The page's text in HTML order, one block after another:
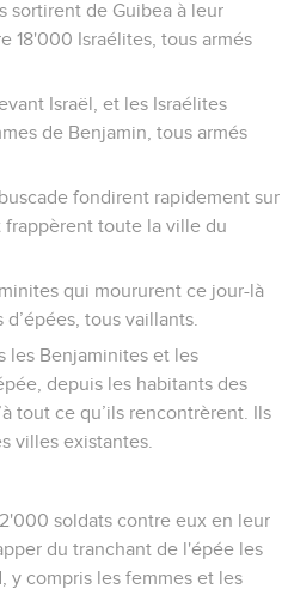
sortirent de Guibea à leur
18'000 Israélites, tous armés
Israël, et les Israélites
de Benjamin, tous armés
fondirent rapidement sur
frappèrent toute la ville du
qui moururent ce jour-là
tous vaillants.
les Benjaminites et les
depuis les habitants des
tout ce qu’ils rencontrèrent. Ils
villes existantes.
soldats contre eux en leur
du tranchant de l'épée les
y compris les femmes et les